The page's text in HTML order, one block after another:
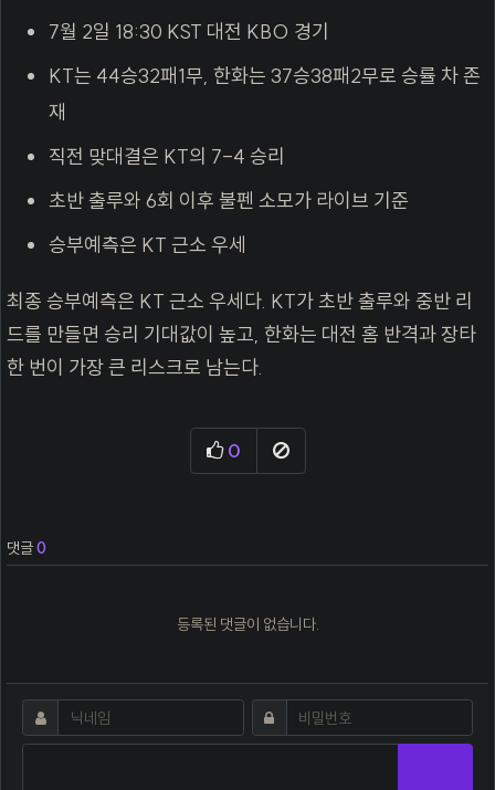
7월 2일 18:30 KST 대전 KBO 경기
KT는 44승32패1무, 한화는 37승38패2무로 승률 차 존
재
직전 맞대결은 KT의 7-4 승리
초반 출루와 6회 이후 불펜 소모가 라이브 기준
승부예측은 KT 근소 우세
최종 승부예측은 KT 근소 우세다. KT가 초반 출루와 중반 리
드를 만들면 승리 기대값이 높고, 한화는 대전 홈 반격과 장타
한 번이 가장 큰 리스크로 남는다.
0추천 신고
댓글0
등록된 댓글이 없습니다.
댓글쓰기
닉네임 필수 비밀번호필수